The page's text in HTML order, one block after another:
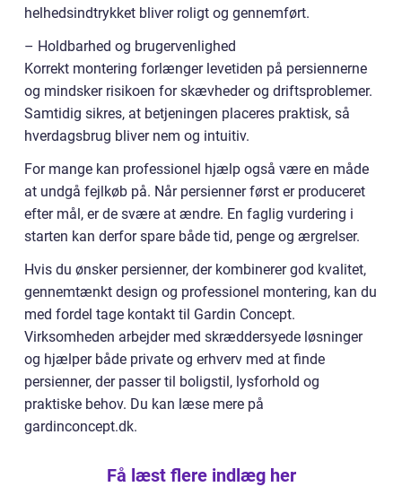
helhedsindtrykket bliver roligt og gennemført.
– Holdbarhed og brugervenlighed
Korrekt montering forlænger levetiden på persiennerne
og mindsker risikoen for skævheder og driftsproblemer.
Samtidig sikres, at betjeningen placeres praktisk, så
hverdagsbrug bliver nem og intuitiv.
For mange kan professionel hjælp også være en måde
at undgå fejlkøb på. Når persienner først er produceret
efter mål, er de svære at ændre. En faglig vurdering i
starten kan derfor spare både tid, penge og ærgrelser.
Hvis du ønsker persienner, der kombinerer god kvalitet,
gennemtænkt design og professionel montering, kan du
med fordel tage kontakt til Gardin Concept.
Virksomheden arbejder med skræddersyede løsninger
og hjælper både private og erhverv med at finde
persienner, der passer til boligstil, lysforhold og
praktiske behov. Du kan læse mere på
gardinconcept.dk.
Få læst flere indlæg her